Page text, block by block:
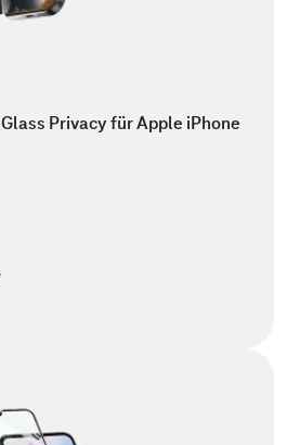
Privacy für Apple iPhone